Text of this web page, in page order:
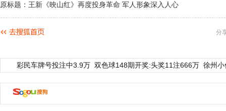
原标题：王新《映山红》再度投身革命 军人形象深入人心
分
彩民车牌号投注中3.9万 双色球148期开奖:头奖11注666万 徐州